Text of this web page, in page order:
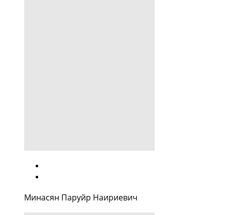
Минасян Паруйр Наириевич